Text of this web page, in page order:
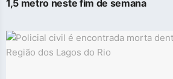
1,5 metro neste fim de semana